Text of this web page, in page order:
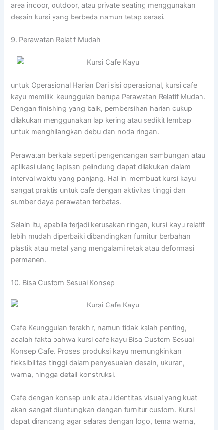
area indoor, outdoor, atau private seating menggunakan
desain kursi yang berbeda namun tetap serasi.
9. Perawatan Relatif Mudah
untuk Operasional Harian Dari sisi operasional, kursi cafe
kayu memiliki keunggulan berupa Perawatan Relatif Mudah.
Dengan finishing yang baik, pembersihan harian cukup
dilakukan menggunakan lap kering atau sedikit lembap
untuk menghilangkan debu dan noda ringan.
Perawatan berkala seperti pengencangan sambungan atau
aplikasi ulang lapisan pelindung dapat dilakukan dalam
interval waktu yang panjang. Hal ini membuat kursi kayu
sangat praktis untuk cafe dengan aktivitas tinggi dan
sumber daya perawatan terbatas.
Selain itu, apabila terjadi kerusakan ringan, kursi kayu relatif
lebih mudah diperbaiki dibandingkan furnitur berbahan
plastik atau metal yang mengalami retak atau deformasi
permanen.
10. Bisa Custom Sesuai Konsep
Cafe Keunggulan terakhir, namun tidak kalah penting,
adalah fakta bahwa kursi cafe kayu Bisa Custom Sesuai
Konsep Cafe. Proses produksi kayu memungkinkan
fleksibilitas tinggi dalam penyesuaian desain, ukuran,
warna, hingga detail konstruksi.
Cafe dengan konsep unik atau identitas visual yang kuat
akan sangat diuntungkan dengan furnitur custom. Kursi
dapat dirancang agar selaras dengan logo, tema warna,